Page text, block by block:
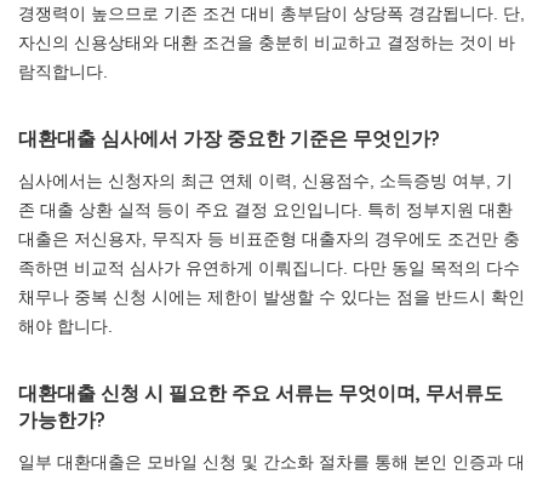
경쟁력이 높으므로 기존 조건 대비 총부담이 상당폭 경감됩니다. 단,
자신의 신용상태와 대환 조건을 충분히 비교하고 결정하는 것이 바
람직합니다.
대환대출 심사에서 가장 중요한 기준은 무엇인가?
심사에서는 신청자의 최근 연체 이력, 신용점수, 소득증빙 여부, 기
존 대출 상환 실적 등이 주요 결정 요인입니다. 특히 정부지원 대환
대출은 저신용자, 무직자 등 비표준형 대출자의 경우에도 조건만 충
족하면 비교적 심사가 유연하게 이뤄집니다. 다만 동일 목적의 다수
채무나 중복 신청 시에는 제한이 발생할 수 있다는 점을 반드시 확인
해야 합니다.
대환대출 신청 시 필요한 주요 서류는 무엇이며, 무서류도
가능한가?
일부 대환대출은 모바일 신청 및 간소화 절차를 통해 본인 인증과 대